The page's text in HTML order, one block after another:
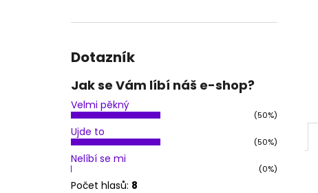
Dotazník
Jak se Vám líbí náš e-shop?
Velmi pěkný
(50%)
Ujde to
(50%)
Nelíbí se mi
(0%)
Počet hlasů: 8